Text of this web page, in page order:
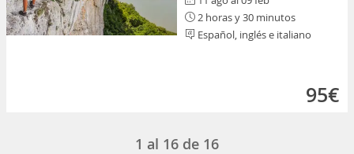
2 horas y 30 minutos
Español, inglés e italiano
95€
1 al 16 de 16